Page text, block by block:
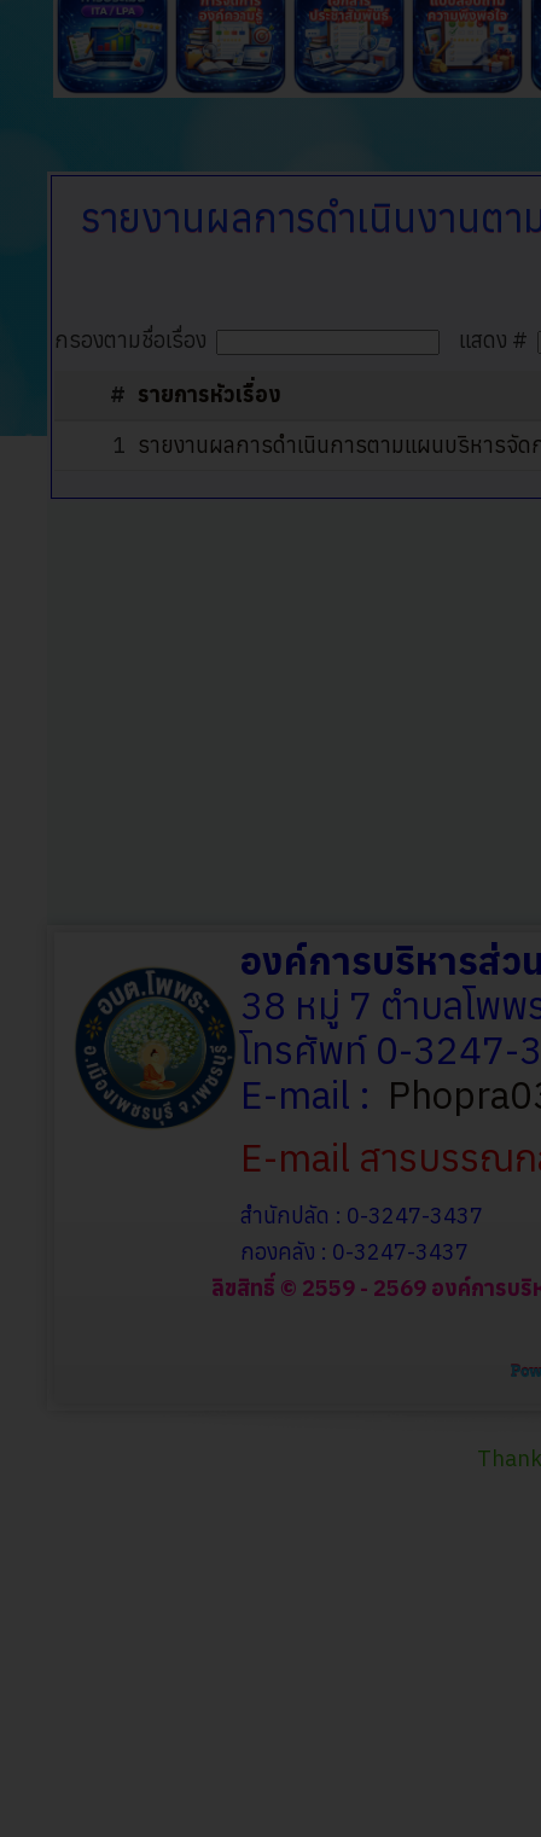
รายงานผลการดำเนินงานต
กรองตามชื่อเรื่อง
แสดง #
# รายการหัวเรื่อง
1 รายงานผลการดำเนินการตามแผนบริหารจัด
องค์การบริหารส่ว
38 หมู่ 7 ตำบลโพพ
โทรศัพท์ 0-3247-
E-mail :
E-mail สารบรรณ
สำนักปลัด : 0-3247-3437
กองคลัง : 0-3247-3437
ลิขสิทธิ์ © 2559 - 2569 องค์การบ